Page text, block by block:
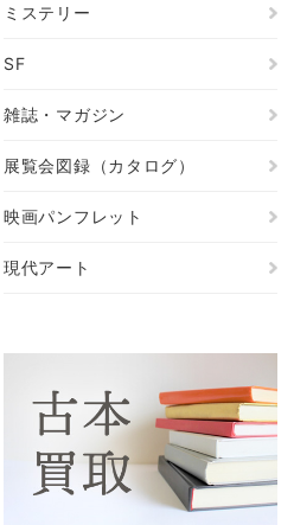
ミステリー
SF
雑誌・マガジン
展覧会図録（カタログ）
映画パンフレット
現代アート